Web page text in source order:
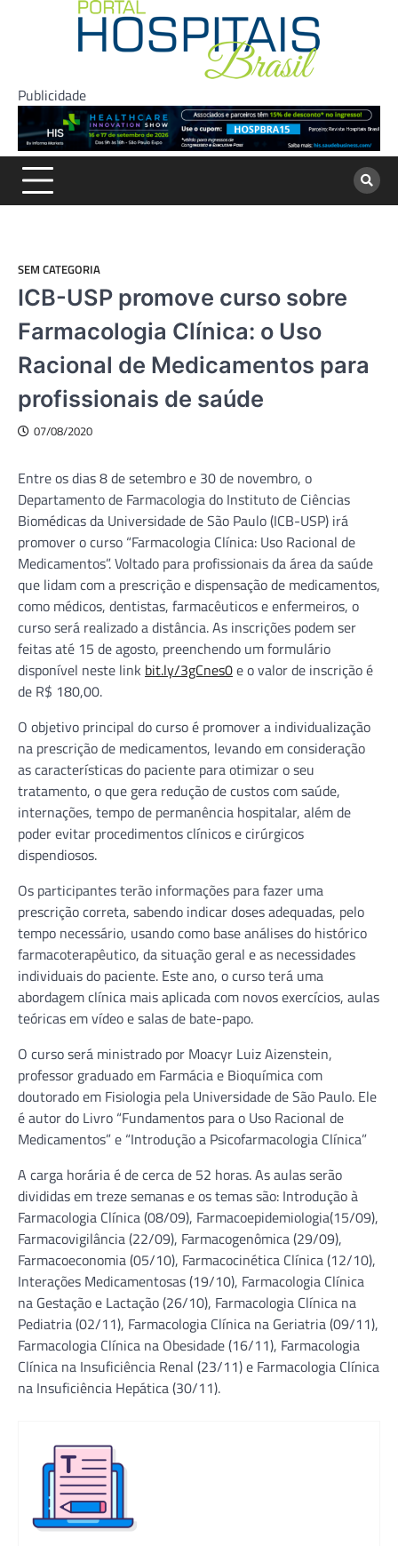
Publicidade
SEM CATEGORIA
ICB-USP promove curso sobre
Farmacologia Clínica: o Uso
Racional de Medicamentos para
profissionais de saúde
07/08/2020
Entre os dias 8 de setembro e 30 de novembro, o
Departamento de Farmacologia do Instituto de Ciências
Biomédicas da Universidade de São Paulo (ICB-USP) irá
promover o curso “Farmacologia Clínica: Uso Racional de
Medicamentos”. Voltado para profissionais da área da saúde
que lidam com a prescrição e dispensação de medicamentos,
como médicos, dentistas, farmacêuticos e enfermeiros, o
curso será realizado a distância. As inscrições podem ser
feitas até 15 de agosto, preenchendo um formulário
disponível neste link bit.ly/3gCnes0e o valor de inscrição é
de R$ 180,00.
O objetivo principal do curso é promover a individualização
na prescrição de medicamentos, levando em consideração
as características do paciente para otimizar o seu
tratamento, o que gera redução de custos com saúde,
internações, tempo de permanência hospitalar, além de
poder evitar procedimentos clínicos e cirúrgicos
dispendiosos.
Os participantes terão informações para fazer uma
prescrição correta, sabendo indicar doses adequadas, pelo
tempo necessário, usando como base análises do histórico
farmacoterapêutico, da situação geral e as necessidades
individuais do paciente. Este ano, o curso terá uma
abordagem clínica mais aplicada com novos exercícios, aulas
teóricas em vídeo e salas de bate-papo.
O curso será ministrado por Moacyr Luiz Aizenstein,
professor graduado em Farmácia e Bioquímica com
doutorado em Fisiologia pela Universidade de São Paulo. Ele
é autor do Livro “Fundamentos para o Uso Racional de
Medicamentos” e “Introdução a Psicofarmacologia Clínica”
A carga horária é de cerca de 52 horas. As aulas serão
divididas em treze semanas e os temas são: Introdução à
Farmacologia Clínica (08/09), Farmacoepidemiologia(15/09),
Farmacovigilância (22/09), Farmacogenômica (29/09),
Farmacoeconomia (05/10), Farmacocinética Clínica (12/10),
Interações Medicamentosas (19/10), Farmacologia Clínica
na Gestação e Lactação (26/10), Farmacologia Clínica na
Pediatria (02/11), Farmacologia Clínica na Geriatria (09/11),
Farmacologia Clínica na Obesidade (16/11), Farmacologia
Clínica na Insuficiência Renal (23/11) e Farmacologia Clínica
na Insuficiência Hepática (30/11).